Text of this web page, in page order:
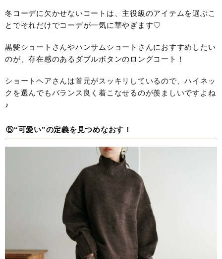
冬コーデに欠かせないコートは、主役級のアイテムを選ぶこ
とでそれだけでコーデが一気に華やぎます♡
黒髪ショートさんやハンサムショートさんにおすすめしたい
のが、存在感のあるダブルボタンのロングコート！
ショートヘアさんは首元がスッキリしているので、ハイネッ
クを選んでもバランス良く着こなせるのが羨ましいですよね
♪
⑤“可愛い”の定義を見つめなおす！